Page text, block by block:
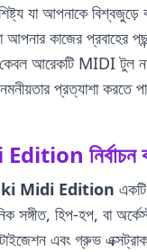
যা আপনাকে
আপনার কাজের প্রবাহের
কেবল আরেকটি MIDI টুল নয়;
প্রত্যাশা করতে
নির্বাচন
Midi Edition
সঙ্গীত, হিপ-হপ, বা
এবং গ্রুভ